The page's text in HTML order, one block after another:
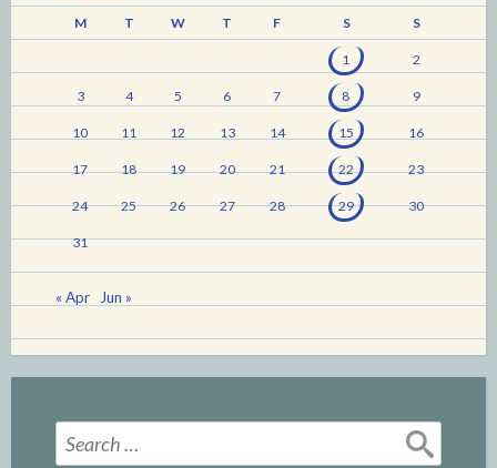
M T W T F S S
1 2
3 4 5 6 7 8 9
10 11 12 13 14 15 16
17 18 19 20 21 22 23
24 25 26 27 28 29 30
31
« Apr Jun »
Search
for: